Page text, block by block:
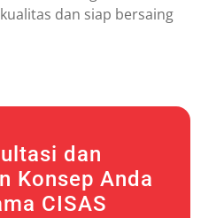
dan siap bersaing
dan
Konsep Anda
CISAS